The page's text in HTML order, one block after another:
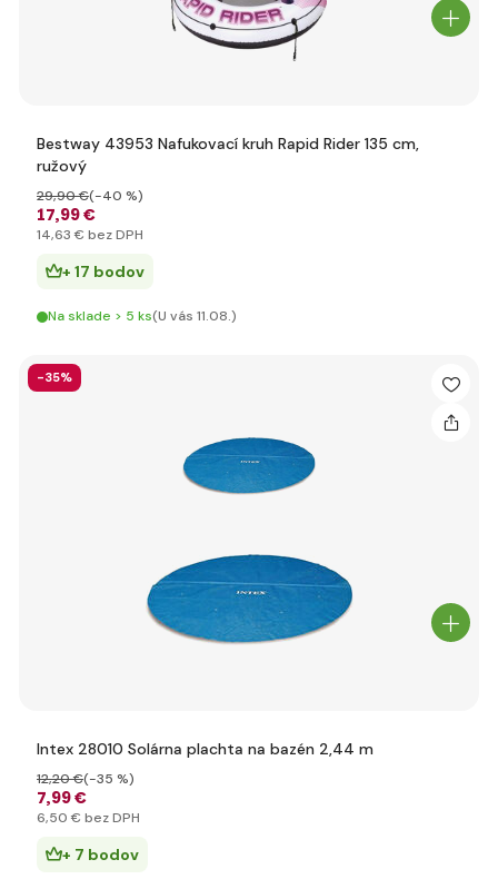
Bestway 43953 Nafukovací kruh Rapid Rider 135 cm,
ružový
17,99 €
29,90 €(-40 %)
14,63 € bez DPH
+ 17 bodov
Na sklade > 5 ks(U vás 11.08.)
-35%
Intex 28010 Solárna plachta na bazén 2,44 m
7,99 €
12,20 €(-35 %)
6,50 € bez DPH
+ 7 bodov